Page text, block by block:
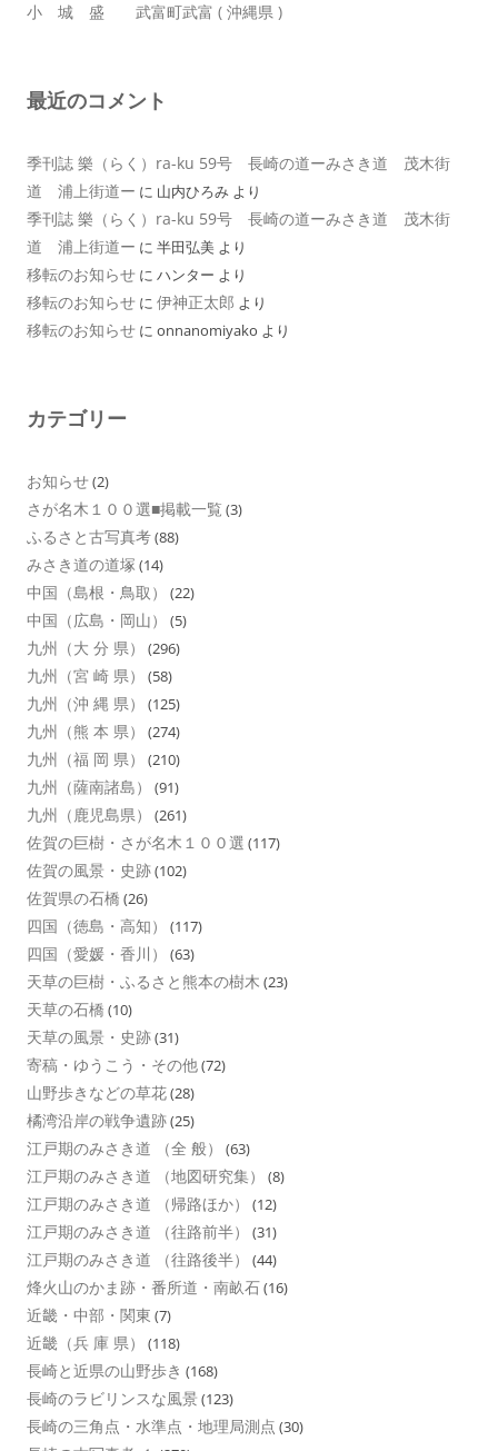
小 城 盛 武富町武富 ( 沖縄県 )
最近のコメント
季刊誌 樂（らく）ra-ku 59号 長崎の道ーみさき道 茂木街
道 浦上街道ー に 山内ひろみ より
季刊誌 樂（らく）ra-ku 59号 長崎の道ーみさき道 茂木街
道 浦上街道ー に 半田弘美 より
移転のお知らせ に ハンター より
移転のお知らせ に 伊神正太郎 より
移転のお知らせ に onnanomiyako より
カテゴリー
お知らせ(2)
さが名木１００選■掲載一覧 (3)
ふるさと古写真考(88)
みさき道の道塚 (14)
中国（島根・鳥取） (22)
中国（広島・岡山） (5)
九州（大 分 県） (296)
九州（宮 崎 県） (58)
九州（沖 縄 県） (125)
九州（熊 本 県） (274)
九州（福 岡 県） (210)
九州（薩南諸島） (91)
九州（鹿児島県） (261)
佐賀の巨樹・さが名木１００選 (117)
佐賀の風景・史跡(102)
佐賀県の石橋 (26)
四国（徳島・高知） (117)
四国（愛媛・香川） (63)
天草の巨樹・ふるさと熊本の樹木 (23)
天草の石橋 (10)
天草の風景・史跡(31)
寄稿・ゆうこう・その他(72)
山野歩きなどの草花(28)
橘湾沿岸の戦争遺跡(25)
江戸期のみさき道 （全 般） (63)
江戸期のみさき道 （地図研究集） (8)
江戸期のみさき道 （帰路ほか） (12)
江戸期のみさき道 （往路前半） (31)
江戸期のみさき道 （往路後半） (44)
烽火山のかま跡・番所道・南畝石(16)
近畿・中部・関東 (7)
近畿（兵 庫 県） (118)
長崎と近県の山野歩き (168)
長崎のラビリンスな風景 (123)
長崎の三角点・水準点・地理局測点 (30)